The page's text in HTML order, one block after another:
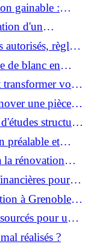
gainable :
d'un
autorisés, règles
de blanc en
vos
une pièce
structure
?
préalable et
?
la rénovation
pour la
à Grenoble et
localespour une
réalisés ?